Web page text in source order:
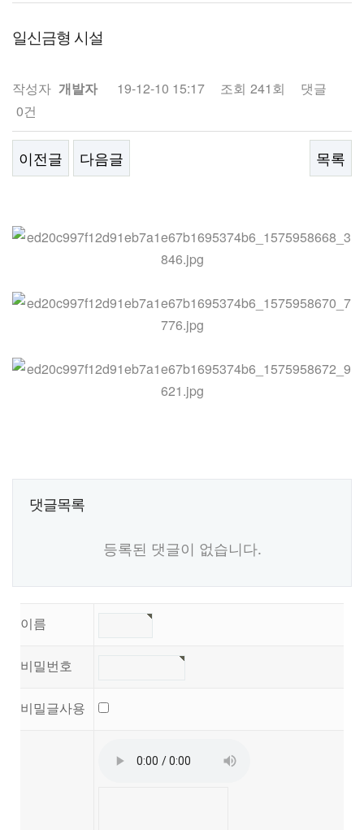
일신금형 시설
작성자 개발자 19-12-10 15:17 조회 241회
댓글
0건
이전글 다음글 목록
댓글목록
등록된 댓글이 없습니다.
이름
비밀번호
비밀글사용